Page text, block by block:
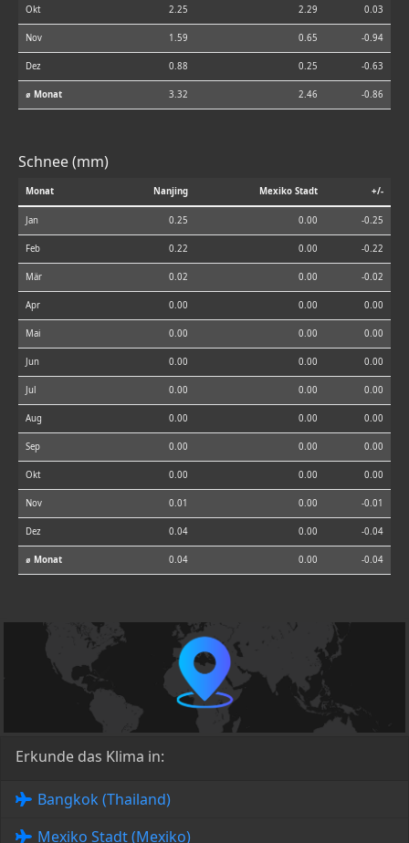
Okt 2.25 2.29 0.03
Nov 1.59 0.65 -0.94
Dez 0.88 0.25 -0.63
⌀ Monat 3.32 2.46 -0.86
Schnee (mm)
Monat Nanjing Mexiko Stadt +/-
Jan 0.25 0.00 -0.25
Feb 0.22 0.00 -0.22
Mär 0.02 0.00 -0.02
Apr 0.00 0.00 0.00
Mai 0.00 0.00 0.00
Jun 0.00 0.00 0.00
Jul 0.00 0.00 0.00
Aug 0.00 0.00 0.00
Sep 0.00 0.00 0.00
Okt 0.00 0.00 0.00
Nov 0.01 0.00 -0.01
Dez 0.04 0.00 -0.04
⌀ Monat 0.04 0.00 -0.04
Erkunde das Klima in:
Bangkok (Thailand)
Mexiko Stadt (Mexiko)